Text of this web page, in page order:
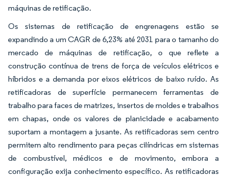
máquinas de retificação.
Os sistemas de retificação de engrenagens estão se
expandindo a um CAGR de 6,23% até 2031 para o tamanho do
mercado de máquinas de retificação, o que reflete a
construção contínua de trens de força de veículos elétricos e
híbridos e a demanda por eixos elétricos de baixo ruído. As
retificadoras de superfície permanecem ferramentas de
trabalho para faces de matrizes, insertos de moldes e trabalhos
em chapas, onde os valores de planicidade e acabamento
suportam a montagem a jusante. As retificadoras sem centro
permitem alto rendimento para peças cilíndricas em sistemas
de combustível, médicos e de movimento, embora a
configuração exija conhecimento específico. As retificadoras